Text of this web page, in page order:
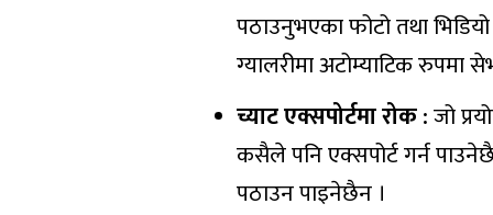
पठाउनुभएका फोटो तथा
ग्यालरीमा अटोम्याटिक रुपमा
च्याट एक्सपोर्टमा रोक :जो
कसैले पनि एक्सपोर्ट गर्न
पठाउन पाइनेछैन ।